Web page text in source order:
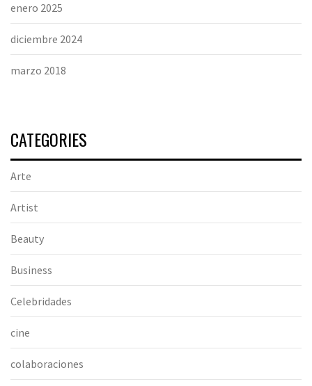
enero 2025
diciembre 2024
marzo 2018
CATEGORIES
Arte
Artist
Beauty
Business
Celebridades
cine
colaboraciones